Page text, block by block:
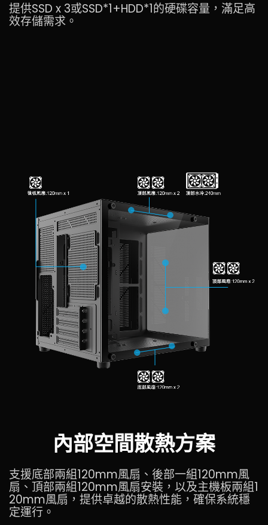
提供SSD x 3或SSD*1+HDD*1的硬碟容量，滿足高
效存儲需求。
內部空間散熱方案
支援底部兩組120mm風扇、後部一組120mm風
扇、頂部兩組120mm風扇安裝，以及主機板兩組1
20mm風扇，提供卓越的散熱性能，確保系統穩
定運行。